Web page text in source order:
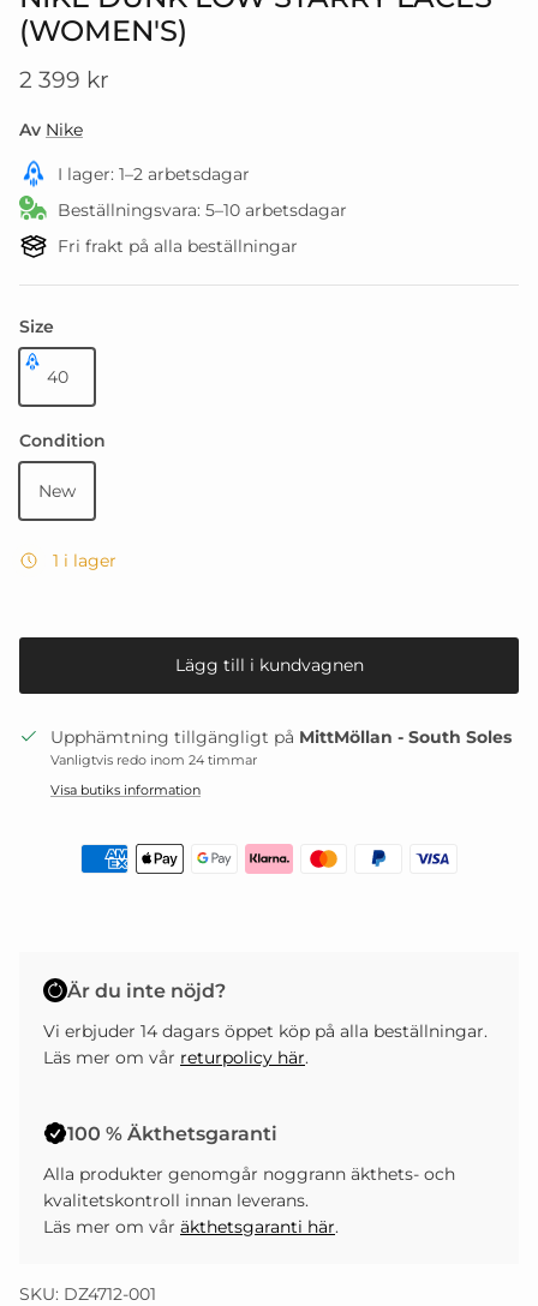
(WOMEN'S)
Translation missing:
2 399 kr
Av Nike
I lager: 1–2 arbetsdagar
Beställningsvara: 5–10 arbetsdagar
Fri frakt på alla beställningar
Size
40
Condition
New
1 i lager
Lägg till i kundvagnen
Upphämtning tillgängligt på MittMöllan - South Soles
Vanligtvis redo inom 24 timmar
Visa butiks information
Är du inte nöjd?
Vi erbjuder 14 dagars öppet köp på alla beställningar.
Läs mer om vår returpolicy här.
100 % Äkthetsgaranti
Alla produkter genomgår noggrann äkthets- och
kvalitetskontroll innan leverans.
Läs mer om vår äkthetsgaranti här.
SKU: DZ4712-001